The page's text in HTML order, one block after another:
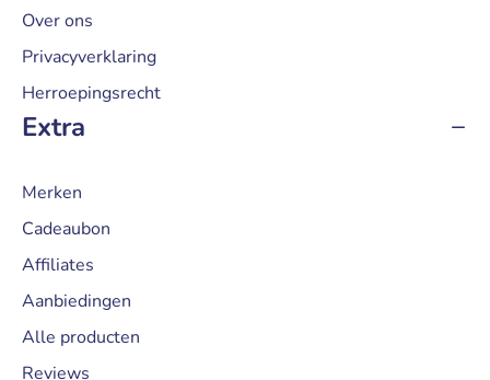
Over ons
Privacyverklaring
Herroepingsrecht
Extra
Merken
Cadeaubon
Affiliates
Aanbiedingen
Alle producten
Reviews